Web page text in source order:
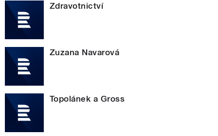
Zdravotnictví
Zuzana Navarová
Topolánek a Gross